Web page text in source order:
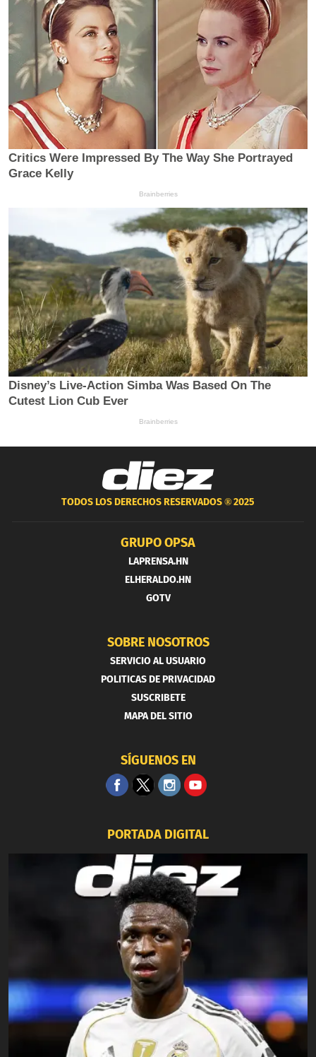
TODOS LOS DERECHOS RESERVADOS ®2025
GRUPO OPSA
LAPRENSA.HN
ELHERALDO.HN
GOTV
SOBRE NOSOTROS
SERVICIO AL USUARIO
POLITICAS DE PRIVACIDAD
SUSCRIBETE
MAPA DEL SITIO
SÍGUENOS EN
PORTADA DIGITAL